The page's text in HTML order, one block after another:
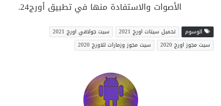
الأصوات والاستفادة منها في تطبيق أورج24.
الوسوم تحميل سيتات اورج 2021
سيت جولاقي اورج 2021
سيت مجوز اورج 2020
سيت مجوز وزمارات للاورج 2020